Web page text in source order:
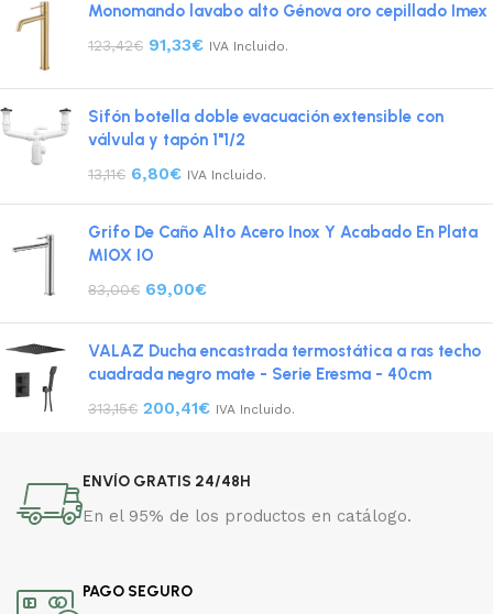
Monomando lavabo alto Génova oro cepillado Imex
123,42€ 91,33€ IVA Incluido.
Sifón botella doble evacuación extensible con
válvula y tapón 1"1/2
13,11€ 6,80€ IVA Incluido.
Grifo De Caño Alto Acero Inox Y Acabado En Plata
MIOX IO
83,00€ 69,00€
VALAZ Ducha encastrada termostática a ras techo
cuadrada negro mate - Serie Eresma - 40cm
313,15€ 200,41€ IVA Incluido.
ENVÍO GRATIS 24/48H
En el 95% de los productos en catálogo.
PAGO SEGURO